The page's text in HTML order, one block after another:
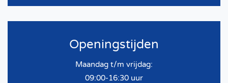
Openingstijden
Maandag t/m vrijdag:
09:00-16:30 uur